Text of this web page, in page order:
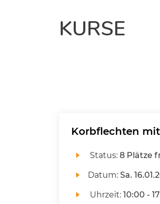
KURSE
Korbflechten
Status: 8 Plätze
Datum: Sa.
Uhrzeit: 10:00 -